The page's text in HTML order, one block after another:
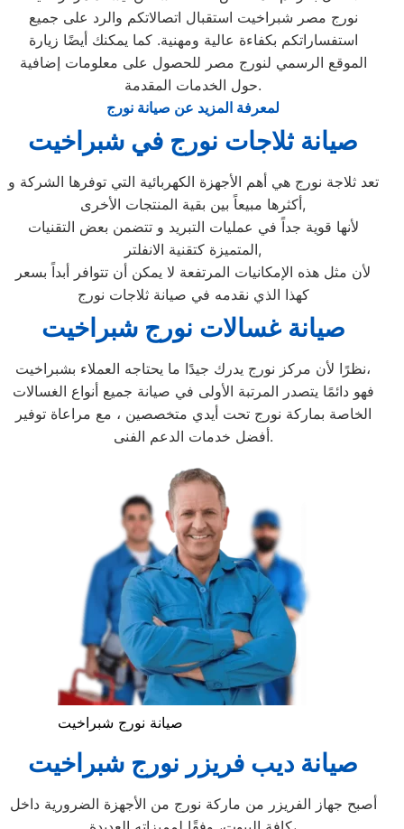
نورج مصر شبراخيت استقبال اتصالاتكم والرد على جميع
استفساراتكم بكفاءة عالية ومهنية. كما يمكنك أيضًا زيارة
الموقع الرسمي لنورج مصر للحصول على معلومات إضافية
حول الخدمات المقدمة.
لمعرفة المزيد عن صيانة نورج
صيانة ثلاجات نورج في شبراخيت
تعد ثلاجة نورج هي أهم الأجهزة الكهربائية التي توفرها الشركة و
أكثرها مبيعاً بين بقية المنتجات الأخرى,
لأنها قوية جداً في عمليات التبريد و تتضمن بعض التقنيات
المتميزة كتقنية الانفلتر,
لأن مثل هذه الإمكانيات المرتفعة لا يمكن أن تتوافر أبداً بسعر
كهذا الذي نقدمه في صيانة ثلاجات نورج
صيانة غسالات نورج شبراخيت
نظرًا لأن مركز نورج يدرك جيدًا ما يحتاجه العملاء بشبراخيت،
فهو دائمًا يتصدر المرتبة الأولى في صيانة جميع أنواع الغسالات
الخاصة بماركة نورج تحت أيدي متخصصين ، مع مراعاة توفير
أفضل خدمات الدعم الفنى.
صيانة نورج شبراخيت
صيانة ديب فريزر نورج شبراخيت
أصبح جهاز الفريزر من ماركة نورج من الأجهزة الضرورية داخل